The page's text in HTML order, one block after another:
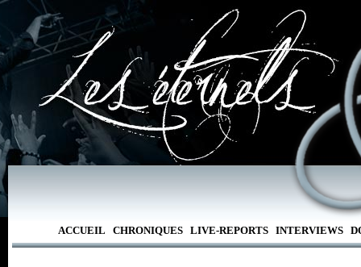
ACCUEIL CHRONIQUES LIVE-REPORTS INTERVIEWS